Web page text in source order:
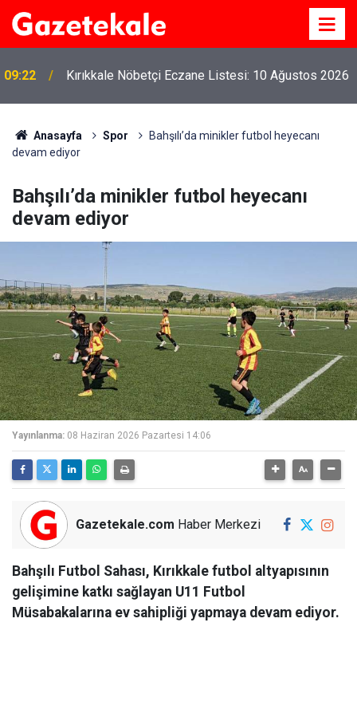
09:22 Kırıkkale Nöbetçi Eczane Listesi: 10 Ağustos 2026
Anasayfa Spor
Bahşılı’da minikler futbol heyecanı
devam ediyor
Bahşılı’da minikler futbol heyecanı
devam ediyor
Yayınlanma: 08 Haziran 2026 Pazartesi 14:06
Gazetekale.com Haber Merkezi
Bahşılı Futbol Sahası, Kırıkkale futbol altyapısının
gelişimine katkı sağlayan U11 Futbol
Müsabakalarına ev sahipliği yapmaya devam ediyor.